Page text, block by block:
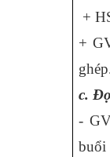
+
+
c.
-
buổi